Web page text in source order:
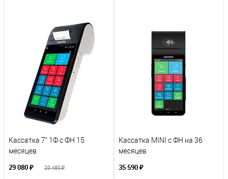
Кассатка 7" 1Ф с ФН 15
месяцев
29 080 ₽ 29 480 ₽
Кассатка MINI с ФН на 36
месяцев
35 590 ₽